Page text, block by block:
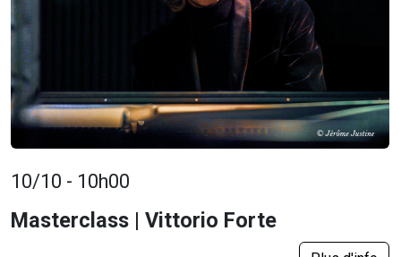
10/10 - 10h00
Masterclass | Vittorio Forte